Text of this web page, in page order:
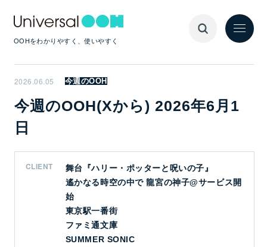
OOHをわかりやすく、使いやすく
2026.06.05 今週のOOH
今週のOOH(Xから) 2026年6月1
日
CLIENT
舞台『ハリー・ポッターと呪いの子』
遙かなる時空の中で 龍宮の神子@サービス開
始
東京駅一番街
ファミ通文庫
SUMMER SONIC